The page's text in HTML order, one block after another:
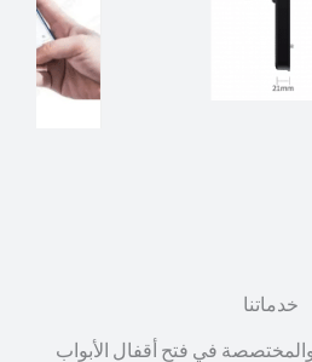
خدماتنا
والمختصصة في فتح أقفال الأبواب